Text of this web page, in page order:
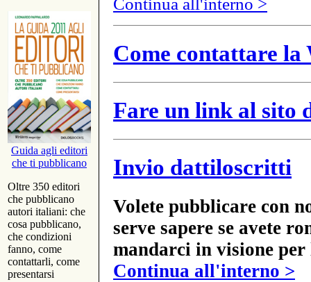
Guida agli editori
che ti pubblicano
Oltre 350 editori
che pubblicano
autori italiani: che
cosa pubblicano,
che condizioni
fanno, come
contattarli, come
presentarsi
Come contattare
Fare un link al sito
Invio dattiloscritti
Volete pubblicare con
serve sapere se avete
mandarci in visione
Continua all'interno >